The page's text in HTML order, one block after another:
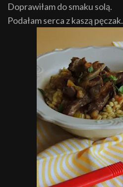
Doprawiłam do smaku solą.
Podałam serca z kaszą pęczak.